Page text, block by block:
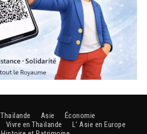
Thaïlande Asie
Économie
Vivre en Thaïlande
L’ Asie en Europe